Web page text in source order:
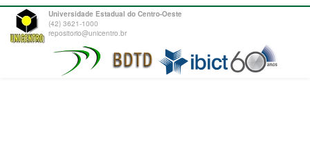
Universidade Estadual do Centro-Oeste
(42) 3621-1000
repositorio@unicentro.br